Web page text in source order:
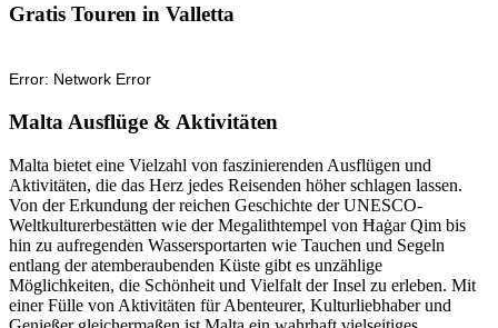
Gratis Touren in Valletta
Malta Ausflüge & Aktivitäten
Malta bietet eine Vielzahl von faszinierenden Ausflügen und
Aktivitäten, die das Herz jedes Reisenden höher schlagen lassen.
Von der Erkundung der reichen Geschichte der UNESCO-
Weltkulturerbestätten wie der Megalithtempel von Ħaġar Qim bis
hin zu aufregenden Wassersportarten wie Tauchen und Segeln
entlang der atemberaubenden Küste gibt es unzählige
Möglichkeiten, die Schönheit und Vielfalt der Insel zu erleben. Mit
einer Fülle von Aktivitäten für Abenteurer, Kulturliebhaber und